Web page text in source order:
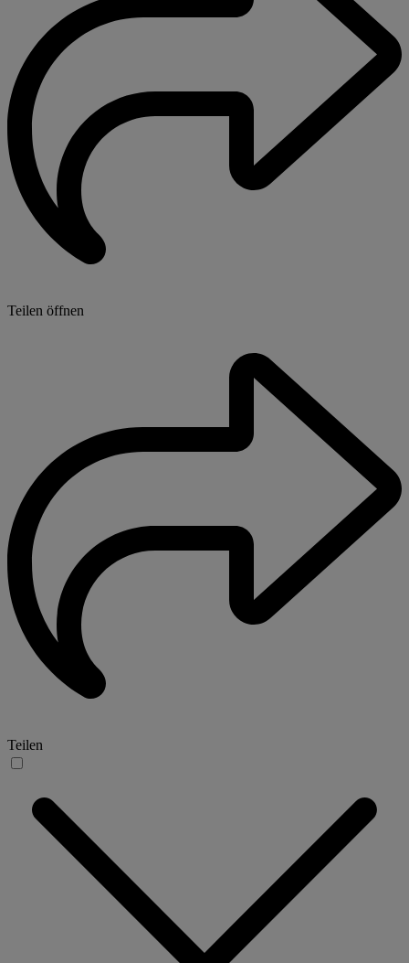
Teilen öffnen
Teilen